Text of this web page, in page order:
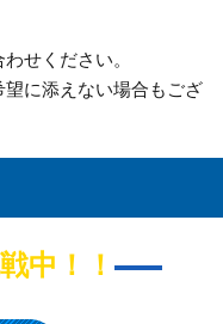
せください。
に添えない場合もござ
中！！